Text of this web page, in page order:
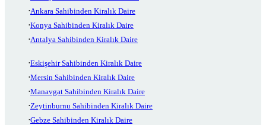
Ankara Sahibinden Kiralık Daire
Konya Sahibinden Kiralık Daire
Antalya Sahibinden Kiralık Daire
Eskişehir Sahibinden Kiralık Daire
Mersin Sahibinden Kiralık Daire
Manavgat Sahibinden Kiralık Daire
Zeytinburnu Sahibinden Kiralık Daire
Gebze Sahibinden Kiralık Daire